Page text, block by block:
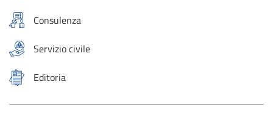
Consulenza
Servizio civile
Editoria